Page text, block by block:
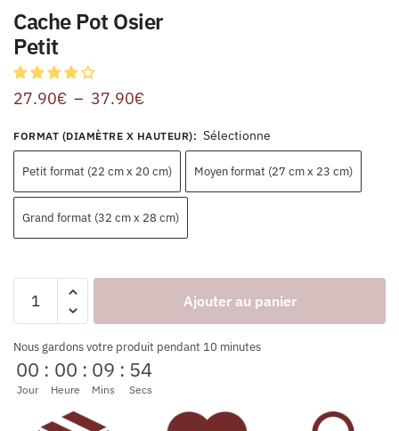
Cache Pot Osier
Petit
27.90€ – 37.90€
FORMAT (DIAMÈTRE X HAUTEUR): Sélectionne
Petit format (22 cm x 20 cm) Moyen format (27 cm x 23 cm)
Grand format (32 cm x 28 cm)
Ajouter au panier
Nous gardons votre produit pendant 10 minutes
00
Jour
: 00
Heure
: 09
Mins
: 54
Secs